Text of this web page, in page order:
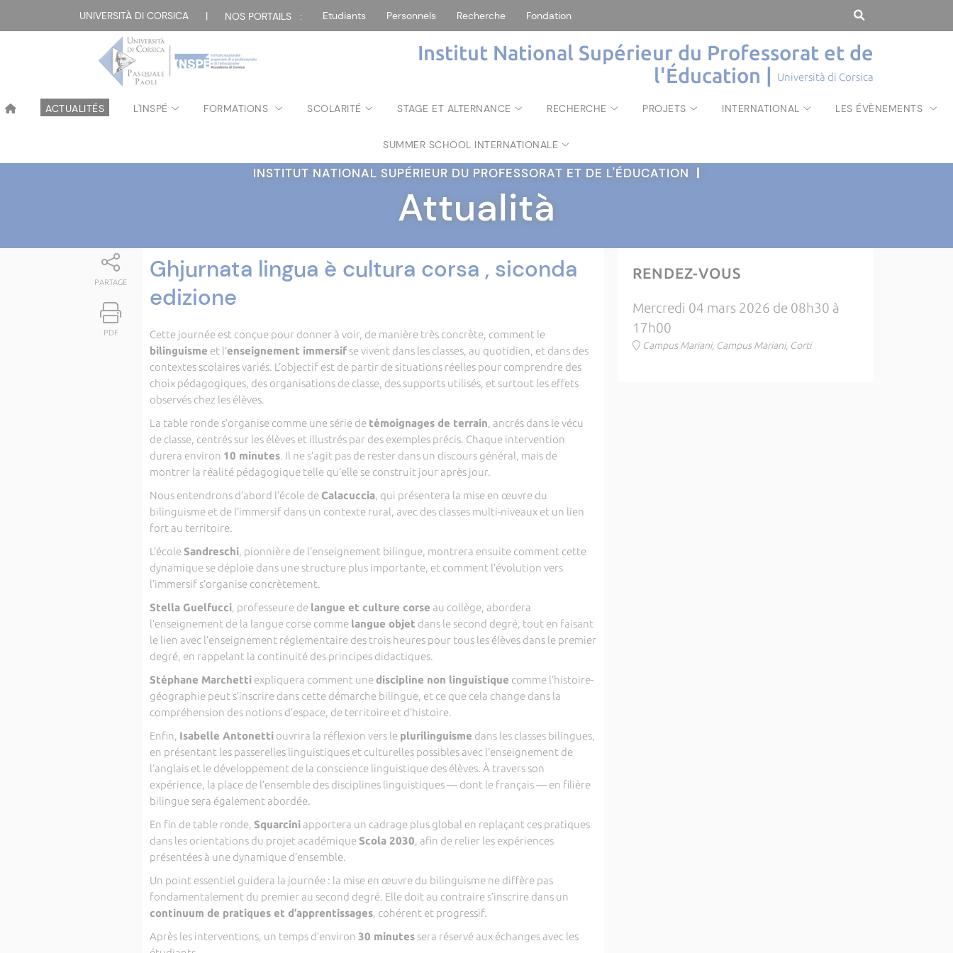
UNIVERSITÀ DI CORSICA | NOS PORTAILS : Etudiants Personnels Recherche Fondation
Institut National Supérieur du Professorat et de
l'Éducation |
Università di Corsica
ACTUALITÉS L'INSPÉ FORMATIONS SCOLARITÉ STAGE ET ALTERNANCE RECHERCHE PROJETS INTERNATIONAL LES ÉVÈNEMENTS
SUMMER SCHOOL INTERNATIONALE
INSTITUT NATIONAL SUPÉRIEUR DU PROFESSORAT ET DE L'ÉDUCATION |
Attualità
PARTAGE
PDF
Ghjurnata lingua è cultura corsa , siconda
edizione
Cette journée est conçue pour donner à voir, de manière très concrète, comment le
bilinguisme et l’enseignement immersifse vivent dans les classes, au quotidien, et dans des
contextes scolaires variés. L’objectif est de partir de situations réelles pour comprendre des
choix pédagogiques, des organisations de classe, des supports utilisés, et surtout les effets
observés chez les élèves.
La table ronde s’organise comme une série de témoignages de terrain, ancrés dans le vécu
de classe, centrés sur les élèves et illustrés par des exemples précis. Chaque intervention
durera environ 10 minutes. Il ne s’agit pas de rester dans un discours général, mais de
montrer la réalité pédagogique telle qu’elle se construit jour après jour.
Nous entendrons d’abord l’école de Calacuccia, qui présentera la mise en œuvre du
bilinguisme et de l’immersif dans un contexte rural, avec des classes multi-niveaux et un lien
fort au territoire.
L’école Sandreschi, pionnière de l’enseignement bilingue, montrera ensuite comment cette
dynamique se déploie dans une structure plus importante, et comment l’évolution vers
l’immersif s’organise concrètement.
Stella Guelfucci, professeure de langue et culture corse au collège, abordera
l’enseignement de la langue corse comme langue objet dans le second degré, tout en faisant
le lien avec l’enseignement réglementaire des trois heures pour tous les élèves dans le premier
degré, en rappelant la continuité des principes didactiques.
Stéphane Marchettiexpliquera comment unediscipline non linguistique comme l’histoire-
géographie peut s’inscrire dans cette démarche bilingue, et ce que cela change dans la
compréhension des notions d’espace, de territoire et d’histoire.
Enfin, Isabelle Antonettiouvrira la réflexion vers le plurilinguisme dans les classes bilingues,
en présentant les passerelles linguistiques et culturelles possibles avec l’enseignement de
l’anglais et le développement de la conscience linguistique des élèves. À travers son
expérience, la place de l’ensemble des disciplines linguistiques — dont le français — en filière
bilingue sera également abordée.
En fin de table ronde, Squarciniapportera un cadrage plus global en replaçant ces pratiques
dans les orientations du projet académique Scola 2030, afin de relier les expériences
présentées à une dynamique d’ensemble.
Un point essentiel guidera la journée : la mise en œuvre du bilinguisme ne diffère pas
fondamentalement du premier au second degré. Elle doit au contraire s’inscrire dans un
continuum de pratiques et d’apprentissages, cohérent et progressif.
Après les interventions, un temps d’environ 30 minutessera réservé aux échanges avec les
RENDEZ-VOUS
Mercredi 04 mars 2026 de 08h30 à
17h00
Campus Mariani, Campus Mariani, Corti